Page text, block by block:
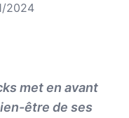
2024
met en avant
être de ses